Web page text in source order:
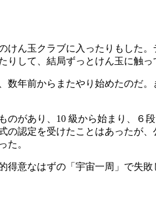
ん玉クラブに入ったりもした
して、結局ずっとけん玉に触っ
年前からまたやり始めたのだ
があり、10 級から始まり、
認定を受けたことはあったが
た。
意なはずの「宇宙一周」で失